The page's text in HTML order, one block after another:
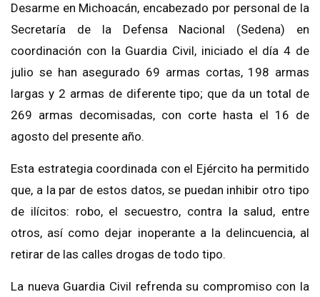
Desarme en Michoacán, encabezado por personal de la
Secretaría de la Defensa Nacional (Sedena) en
coordinación con la Guardia Civil, iniciado el día 4 de
julio se han asegurado 69 armas cortas, 198 armas
largas y 2 armas de diferente tipo; que da un total de
269 armas decomisadas, con corte hasta el 16 de
agosto del presente año.
Esta estrategia coordinada con el Ejército ha permitido
que, a la par de estos datos, se puedan inhibir otro tipo
de ilícitos: robo, el secuestro, contra la salud, entre
otros, así como dejar inoperante a la delincuencia, al
retirar de las calles drogas de todo tipo.
La nueva Guardia Civil refrenda su compromiso con la